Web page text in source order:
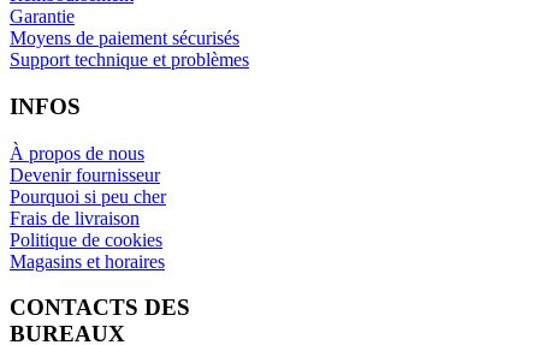
Garantie
Moyens de paiement sécurisés
Support technique et problèmes
INFOS
À propos de nous
Devenir fournisseur
Pourquoi si peu cher
Frais de livraison
Politique de cookies
Magasins et horaires
CONTACTS DES
BUREAUX